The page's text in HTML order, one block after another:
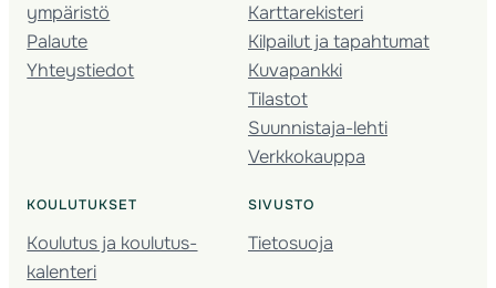
ympäristö
Palaute
Yhteystiedot
Karttarekisteri
Kilpailut ja tapahtumat
Kuvapankki
Tilastot
Suunnistaja-lehti
Verkkokauppa
KOULUTUKSET
Koulutus ja koulutus­
kalenteri
SIVUSTO
Tietosuoja